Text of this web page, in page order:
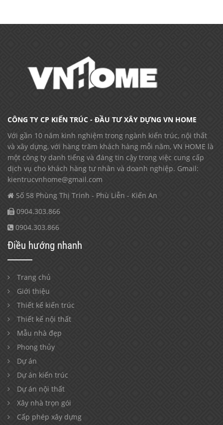
CÔNG TY CP KIẾN TRÚC - ĐẦU TƯ XÂY DỰNG VN HOME
Với gần 10 năm kinh nghiệm trong ngành kiến trúc, nội thất
và xây dựng, với hàng trăm khách hàng mỗi năm, VN HOME là
một công ty danh tiếng và đáng tin cậy trong việc cung cấp
dịch vụ cho khách hàng tư nhân và doanh nghiệp. Gmail:
kientrucvnhome@gmail.com
Số 58 Phùng Thị Trinh - Phù Liễn - Kiến An
0904.303.866
0904.303.866
Điều hướng nhanh
Trang chủ
Giới thiệu
Thiết kế kiến trúc
Thiết kế nội thất
Mẫu nhà đẹp
Phong thủy
Dự án
Dự án kiến trúc
Dự án nội thất
Xây nhà trọn gói
Cấp phép xây dựng